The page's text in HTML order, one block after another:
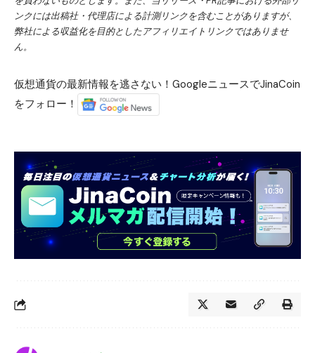
ンクには出稿社・代理店による計測リンクを含むことがありますが、
弊社による収益化を目的としたアフィリエイトリンクではありませ
ん。
仮想通貨の最新情報を逃さない！GoogleニュースでJinaCoin
をフォロー！